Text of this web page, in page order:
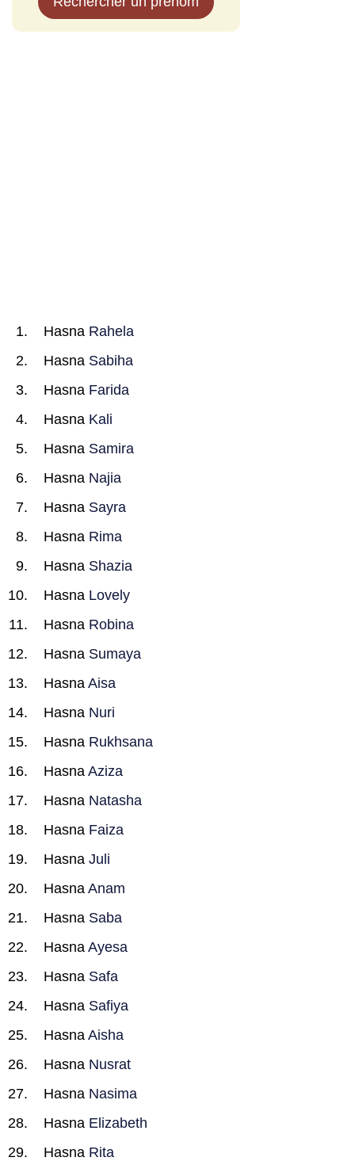
Hasna Rahela
Hasna Sabiha
Hasna Farida
Hasna Kali
Hasna Samira
Hasna Najia
Hasna Sayra
Hasna Rima
Hasna Shazia
Hasna Lovely
Hasna Robina
Hasna Sumaya
Hasna Aisa
Hasna Nuri
Hasna Rukhsana
Hasna Aziza
Hasna Natasha
Hasna Faiza
Hasna Juli
Hasna Anam
Hasna Saba
Hasna Ayesa
Hasna Safa
Hasna Safiya
Hasna Aisha
Hasna Nusrat
Hasna Nasima
Hasna Elizabeth
Hasna Rita